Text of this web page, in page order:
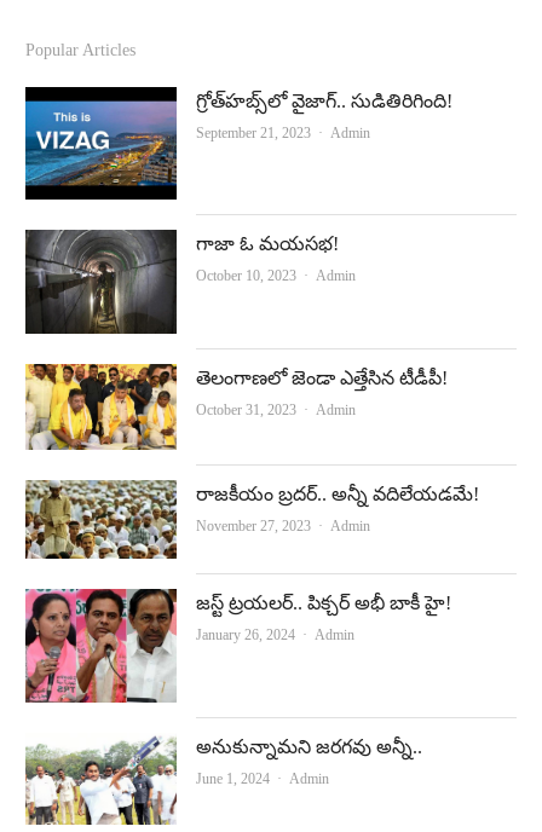
c
e
b
o
o
k
u
t
u
b
e
Popular Articles
గ్రోత్‌హబ్స్‌లో వైజాగ్‌.. సుడితిరిగింది!
September 21, 2023 Author
Admin
గాజా ఓ మయసభ!
October 10, 2023 Author
Admin
తెలంగాణలో జెండా ఎత్తేసిన టీడీపీ!
October 31, 2023 Author
Admin
రాజకీయం బ్రదర్‌.. అన్నీ వదిలేయడమే!
November 27, 2023 Author
Admin
జ‌స్ట్ ట్ర‌య‌ల‌ర్‌.. పిక్చ‌ర్ అభీ బాకీ హై!
January 26, 2024 Author
Admin
అనుకున్నామని జరగవు అన్నీ..
June 1, 2024 Author
Admin